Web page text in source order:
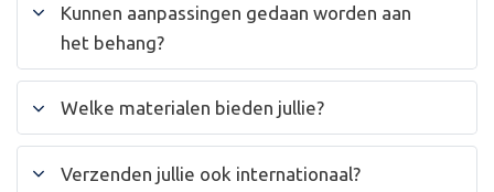
Kunnen aanpassingen gedaan worden aan
het behang?
Welke materialen bieden jullie?
Verzenden jullie ook internationaal?